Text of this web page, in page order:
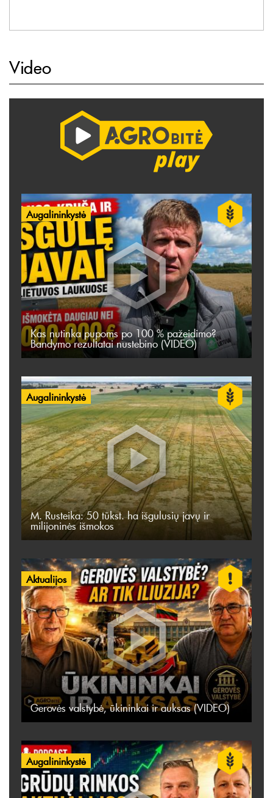
Video
Augalininkystė
Kas nutinka pupoms po 100 % pažeidimo?
Bandymo rezultatai nustebino (VIDEO)
Augalininkystė
M. Rusteika: 50 tūkst. ha išgulusių javų ir
milijoninės išmokos
Aktualijos
Gerovės valstybė, ūkininkai ir auksas (VIDEO)
Augalininkystė